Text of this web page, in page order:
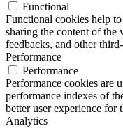
Functional
Functional cookies help
sharing the content of the
feedbacks, and other
Performance
Performance
Performance cookies are
performance indexes of
better user experience for
Analytics